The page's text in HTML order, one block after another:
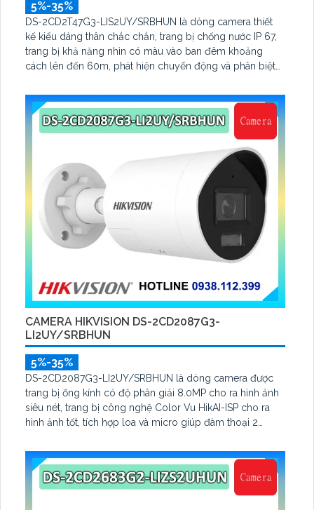
5%-35%
DS-2CD2T47G3-LIS2UY/SRBHUN là dòng camera thiết
kế kiểu dáng thân chắc chắn, trang bị chống nước IP 67,
trang bị khả năng nhìn có màu vào ban đêm khoảng
cách lên đến 60m, phát hiện chuyển động và phân biệt
CAMERA HIKVISION DS-2CD2087G3-
LI2UY/SRBHUN
5%-35%
DS-2CD2087G3-LI2UY/SRBHUN là dòng camera được
trang bị ống kính có độ phân giải 8.0MP cho ra hình ảnh
siêu nét, trang bị công nghệ Color Vu HikAI-ISP cho ra
hình ảnh tốt, tích hợp loa và micro giúp đàm thoại 2